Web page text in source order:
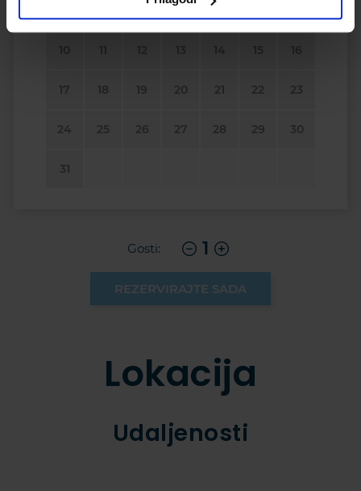
6
17 18 19 20 21 22 23
24 25 26 27 28 29 30
31
Gosti: 1
REZERVIRAJTE SADA
Lokacija
Udaljenosti